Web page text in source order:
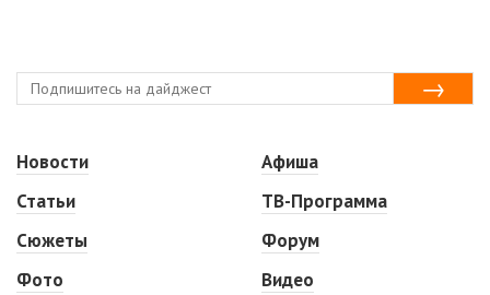
Новости
Статьи
Сюжеты
Фото
Афиша
ТВ-Программа
Форум
Видео